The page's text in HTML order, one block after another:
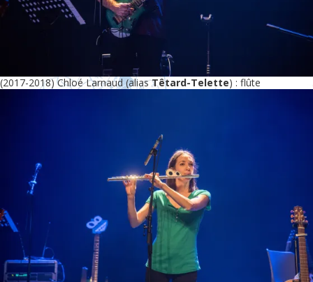
(2017-2018) Chloé Larnaud (aliasTêtard-Telette) : flûte